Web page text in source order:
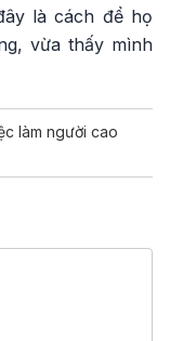
là cách để họ
vừa thấy mình
làm người cao